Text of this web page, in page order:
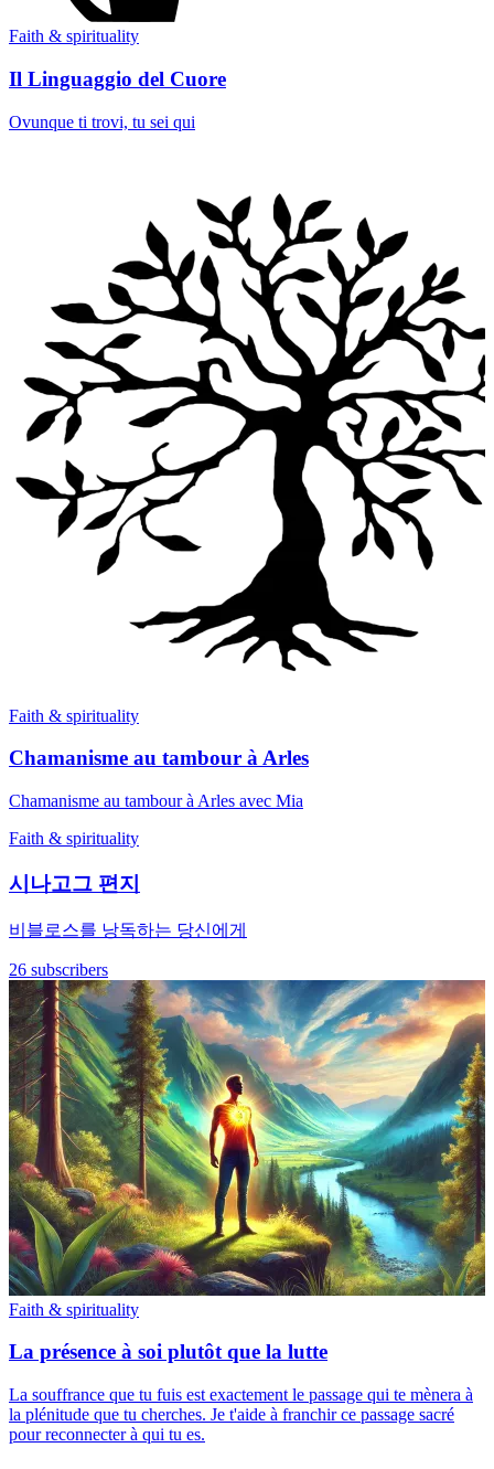
Faith & spirituality
Il Linguaggio del Cuore
Ovunque ti trovi, tu sei qui
Faith & spirituality
Chamanisme au tambour à Arles
Chamanisme au tambour à Arles avec Mia
Faith & spirituality
시나고그 편지
비블로스를 낭독하는 당신에게
26 subscribers
Faith & spirituality
La présence à soi plutôt que la lutte
La souffrance que tu fuis est exactement le passage qui te mènera à
la plénitude que tu cherches. Je t'aide à franchir ce passage sacré
pour reconnecter à qui tu es.